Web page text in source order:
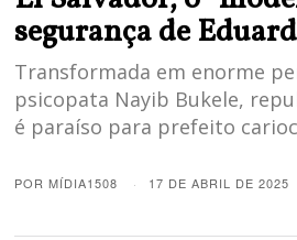
segurança de
Transformada em enorme
psicopata Nayib Bukele,
é paraíso para prefeito
PORMÍDIA1508 17 DE ABRIL DE 2025